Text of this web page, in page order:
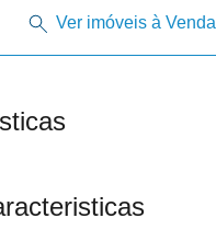
Ver imóveis à Venda